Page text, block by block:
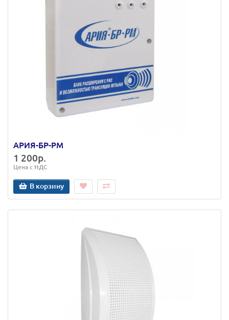
АРИЯ-БР-РМ
1 200р.
Цена с НДС
В корзину